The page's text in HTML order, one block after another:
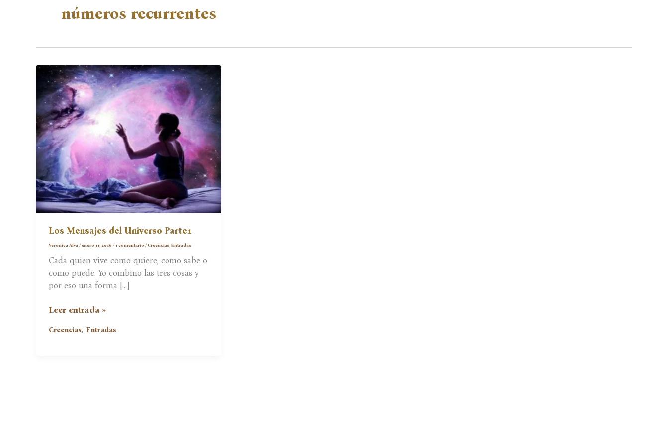
números recurrentes
Los Mensajes del Universo Parte1
Veronica Alva /enero 11, 2016 / 1 comentario /Creencias, Entradas
Cada quien vive como quiere, como sabe o
como puede. Yo combino las tres cosas y
por eso una forma […]
Los
del
Leer entrada »
Creencias, Entradas